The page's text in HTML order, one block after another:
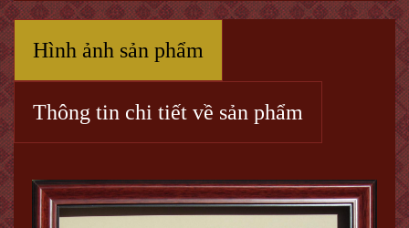
Hình ảnh sản phẩm
Thông tin chi tiết về sản phẩm